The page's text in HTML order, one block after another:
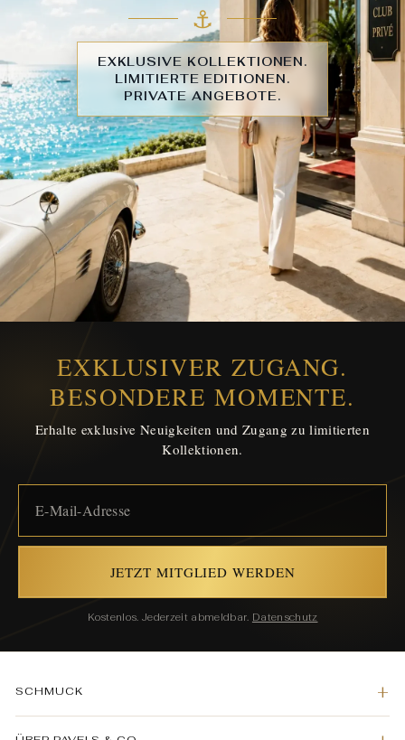
⚓︎
EXKLUSIVE KOLLEKTIONEN.
LIMITIERTE EDITIONEN.
PRIVATE ANGEBOTE.
EXKLUSIVER ZUGANG.
BESONDERE MOMENTE.
Erhalte exklusive Neuigkeiten und Zugang zu limitierten
Kollektionen.
JETZT MITGLIED WERDEN
Kostenlos. Jederzeit abmeldbar. Datenschutz
SCHMUCK